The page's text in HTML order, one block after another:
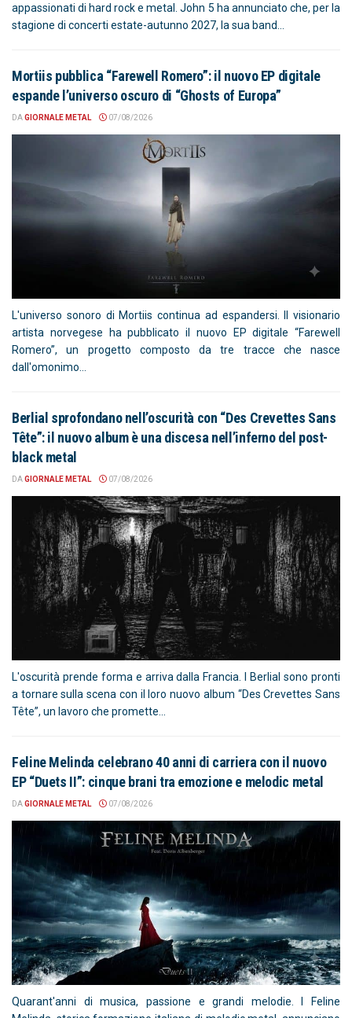
appassionati di hard rock e metal. John 5 ha annunciato che, per la
stagione di concerti estate-autunno 2027, la sua band...
Mortiis pubblica “Farewell Romero”: il nuovo EP digitale
espande l’universo oscuro di “Ghosts of Europa”
DAGIORNALE METAL 07/08/2026
L'universo sonoro di Mortiis continua ad espandersi. Il visionario
artista norvegese ha pubblicato il nuovo EP digitale “Farewell
Romero”, un progetto composto da tre tracce che nasce
dall'omonimo...
Berlial sprofondano nell’oscurità con “Des Crevettes Sans
Tête”: il nuovo album è una discesa nell’inferno del post-
black metal
DAGIORNALE METAL 07/08/2026
L'oscurità prende forma e arriva dalla Francia. I Berlial sono pronti
a tornare sulla scena con il loro nuovo album “Des Crevettes Sans
Tête”, un lavoro che promette...
Feline Melinda celebrano 40 anni di carriera con il nuovo
EP “Duets II”: cinque brani tra emozione e melodic metal
DAGIORNALE METAL 07/08/2026
Quarant'anni di musica, passione e grandi melodie. I Feline